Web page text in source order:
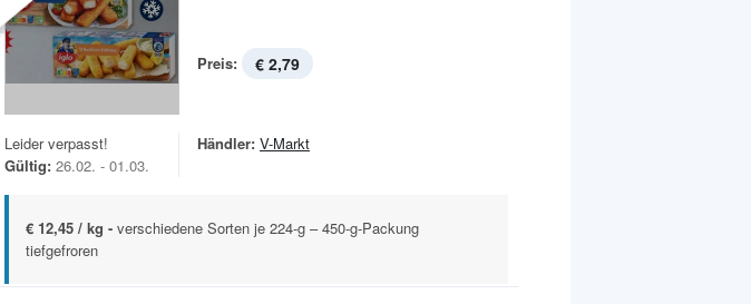
Preis: € 2,79
Leider verpasst!
Gültig: 26.02. - 01.03.
Händler: V-Markt
€ 12,45 / kg - verschiedene Sorten je 224-g – 450-g-Packung
tiefgefroren